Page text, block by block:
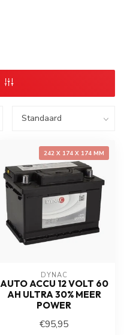
242 X 174 X 174 MM
DYNAC
AUTO ACCU 12 VOLT 60
AH ULTRA 30% MEER
POWER
€95,95